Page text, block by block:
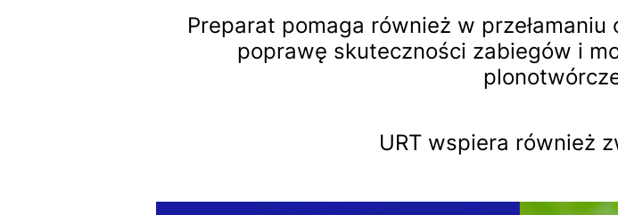
Preparat pomaga również w
poprawę skuteczności zabiegów i
URT wspiera również